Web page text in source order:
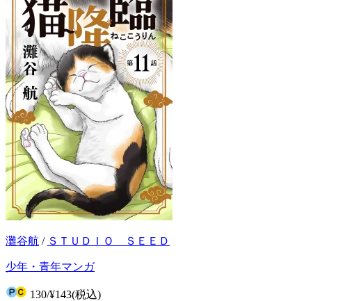
灘谷航 / ＳＴＵＤＩＯ ＳＥＥＤ
少年・青年マンガ
130/¥143(税込)